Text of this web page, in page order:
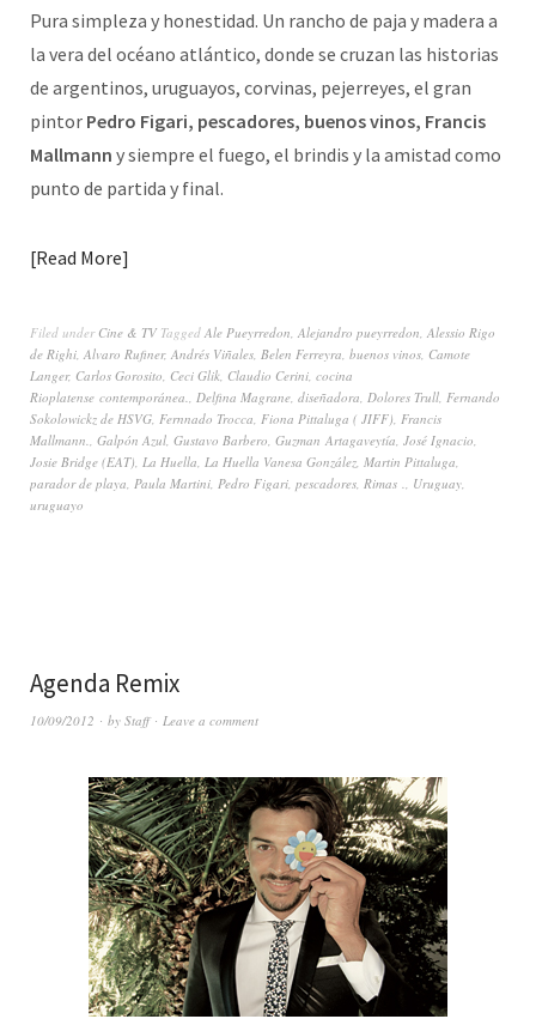
Pura simpleza y honestidad. Un rancho de paja y madera a
la vera del océano atlántico, donde se cruzan las historias
de argentinos, uruguayos, corvinas, pejerreyes, el gran
pintor Pedro Figari, pescadores, buenos vinos, Francis
Mallmann y siempre el fuego, el brindis y la amistad como
punto de partida y final.
Read More
Filed under Cine & TV Tagged Ale Pueyrredon Alejandro pueyrredon Alessio Rigo
de Righi Alvaro Rufiner, Andrés Viñales Belen Ferreyra buenos vinos Camote
Langer, Carlos Gorosito Ceci Glik Claudio Cerini cocina
Rioplatense contemporánea.
Delfina Magrane diseñadora Dolores Trull Fernando
Sokolowickz de HSVG Fernnado Trocca Fiona Pittaluga ( JIFF) Francis
Mallmann.
Galpón Azul Gustavo Barbero Guzman Artagaveytía José Ignacio
Josie Bridge (EAT) La Huella La Huella Vanesa González Martin Pittaluga
parador de playa Paula Martini Pedro Figari pescadores Rimas . Uruguay
uruguayo
Agenda Remix
10/09/2012 by Staff Leave a comment